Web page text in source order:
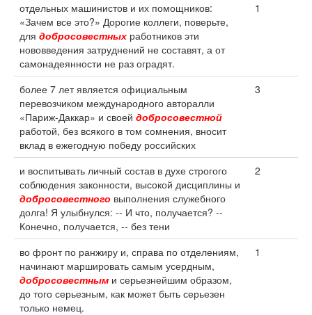
отдельных машинистов и их помощников:
«Зачем все это?» Дорогие коллеги, поверьте,
для добросовестных работников эти
нововведения затруднений не составят, а от
самонадеянности не раз оградят.
1
более 7 лет является официальным
перевозчиком международного авторалли
«Париж-Даккар» и своей добросовестной
работой, без всякого в том сомнения, вносит
вклад в ежегодную победу российских
3
и воспитывать личный состав в духе строгого
соблюдения законности, высокой дисциплины и
добросовестного выполнения служебного
долга! Я улыбнулся: -- И что, получается? --
Конечно, получается, -- без тени
2
во фронт по ранжиру и, справа по отделениям,
начинают маршировать самым усердным,
добросовестным и серьезнейшим образом,
до того серьезным, как может быть серьезен
только немец.
1